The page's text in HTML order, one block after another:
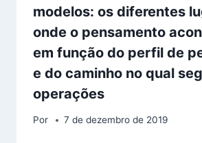
modelos: os diferentes
onde o pensamento
em função do perfil de
e do caminho no qual
operações
Por 7 de dezembro de 2019